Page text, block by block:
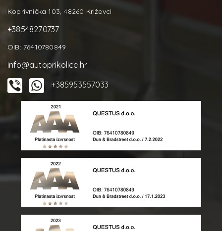
Koprivnička 103, 48260 Križevci
+38548270737
OIB: 76410780849
info@autoprikolice.hr
+385953557033